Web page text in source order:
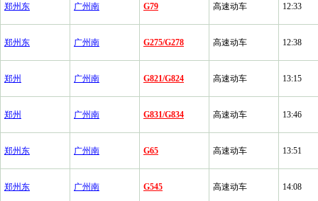
郑州东 广州南 G79 高速动车 12:33
郑州东 广州南 G275/G278 高速动车 12:38
郑州 广州南 G821/G824 高速动车 13:15
郑州 广州南 G831/G834 高速动车 13:46
郑州东 广州南 G65 高速动车 13:51
郑州东 广州南 G545 高速动车 14:08